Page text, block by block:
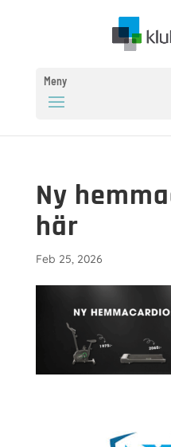
Meny
​Ny
här
Feb 25, 2026